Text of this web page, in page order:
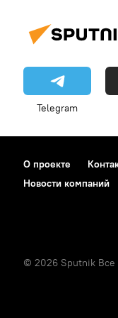
Telegram
О проекте
Новости компаний
© 2026 Sputnik Все